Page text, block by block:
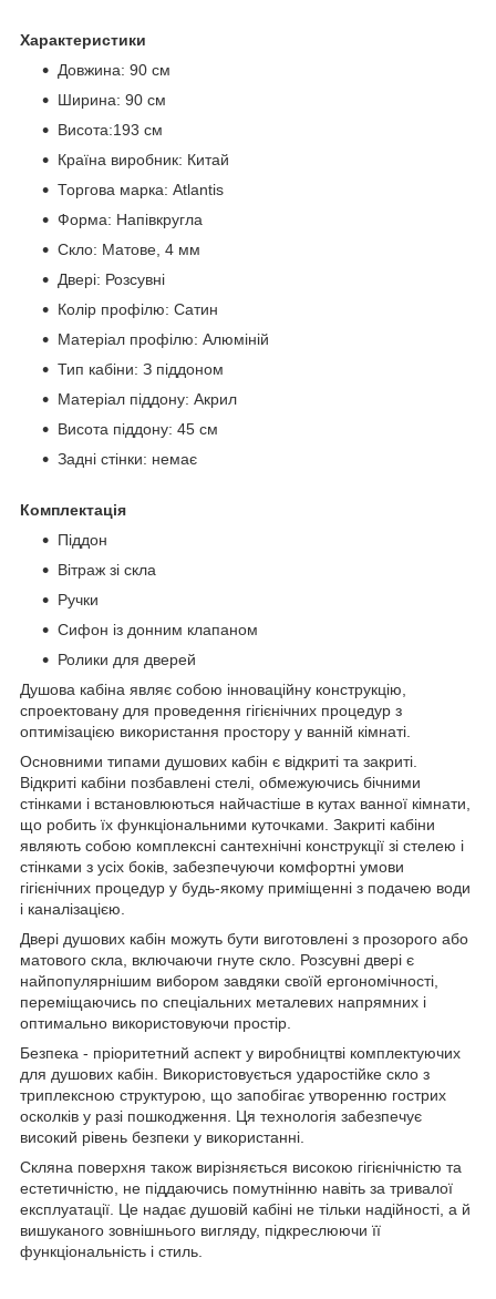
Характеристики
Довжина: 90 см
Ширина: 90 см
Висота:193 см
Країна виробник: Китай
Торгова марка: Atlantis
Форма: Напівкругла
Скло: Матове, 4 мм
Двері: Розсувні
Колір профілю: Сатин
Матеріал профілю: Алюміній
Тип кабіни: З піддоном
Матеріал піддону: Акрил
Висота піддону: 45 см
Задні стінки: немає
Комплектація
Піддон
Вітраж зі скла
Ручки
Сифон із донним клапаном
Ролики для дверей
Душова кабіна являє собою інноваційну конструкцію,
спроектовану для проведення гігієнічних процедур з
оптимізацією використання простору у ванній кімнаті.
Основними типами душових кабін є відкриті та закриті.
Відкриті кабіни позбавлені стелі, обмежуючись бічними
стінками і встановлюються найчастіше в кутах ванної кімнати,
що робить їх функціональними куточками. Закриті кабіни
являють собою комплексні сантехнічні конструкції зі стелею і
стінками з усіх боків, забезпечуючи комфортні умови
гігієнічних процедур у будь-якому приміщенні з подачею води
і каналізацією.
Двері душових кабін можуть бути виготовлені з прозорого або
матового скла, включаючи гнуте скло. Розсувні двері є
найпопулярнішим вибором завдяки своїй ергономічності,
переміщаючись по спеціальних металевих напрямних і
оптимально використовуючи простір.
Безпека - пріоритетний аспект у виробництві комплектуючих
для душових кабін. Використовується ударостійке скло з
триплексною структурою, що запобігає утворенню гострих
осколків у разі пошкодження. Ця технологія забезпечує
високий рівень безпеки у використанні.
Скляна поверхня також вирізняється високою гігієнічністю та
естетичністю, не піддаючись помутнінню навіть за тривалої
експлуатації. Це надає душовій кабіні не тільки надійності, а й
вишуканого зовнішнього вигляду, підкреслюючи її
функціональність і стиль.